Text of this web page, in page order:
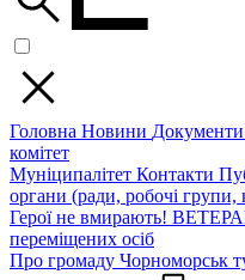
Головна Новини Документи
комітет
Муніципалітет Контакти
органи (ради, робочі групи,
Герої не вмирають!
переміщених осіб
Про громаду Чорноморськ